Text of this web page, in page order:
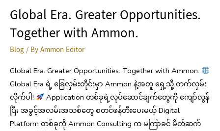
Global Era. Greater Opportunities.
Together with Ammon.
Blog/ ByAmmon Editor
Global Era. Greater Opportunities. Together with Ammon.
Global Era ရဲ့ ခြေလှမ်းတိုင်းမှာ Ammon နဲ့အတူ ရှေ့သို့ တက်လှမ်း
လိုက်ပါ!
Application တစ်ခုရဲ့လုပ်ဆောင်ချက်တွေကို ကျော်လွန်
ပြီး အခွင့်အလမ်းအသစ်တွေ စတင်ဖန်တီးပေးမယ့် Digital
Platform တစ်ခုကို Ammon Consulting က မကြာခင် မိတ်ဆက်